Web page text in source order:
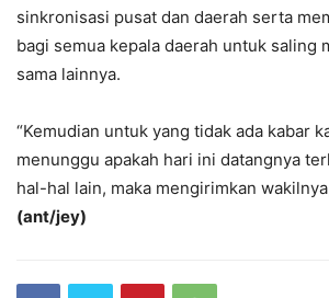
sinkronisasi pusat dan daerah serta
bagi semua kepala daerah untuk saling
sama lainnya.
“Kemudian untuk yang tidak ada kabar
menunggu apakah hari ini datangnya
hal-hal lain, maka mengirimkan
(ant/jey)